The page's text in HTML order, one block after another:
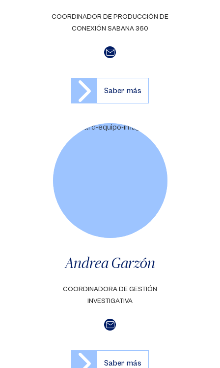
COORDINADOR DE PRODUCCIÓN DE
CONEXIÓN SABANA 360
Saber más
Andrea Garzón
COORDINADORA DE GESTIÓN
INVESTIGATIVA
Saber más